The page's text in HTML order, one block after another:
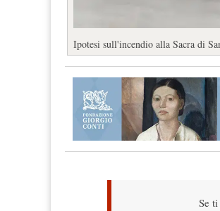
Ipotesi sull'incendio alla Sacra di
Se